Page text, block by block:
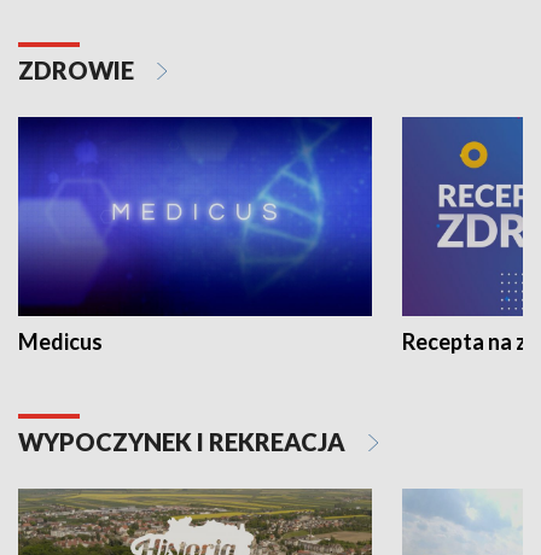
ZDROWIE
Medicus Recepta na
WYPOCZYNEK I REKREACJA